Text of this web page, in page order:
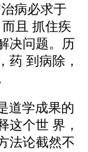
病必求于
且 抓住疾
决问题。历
药 到病除，
道学成果的
这个世 界，
法论截然不